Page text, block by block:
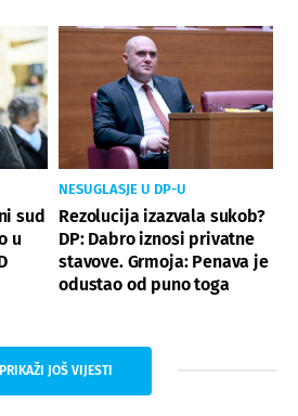
sud
u
NESUGLASJE U DP-U
Rezolucija izazvala sukob?
DP: Dabro iznosi privatne
stavove. Grmoja: Penava je
odustao od puno toga
PRIKAŽI JOŠ VIJESTI